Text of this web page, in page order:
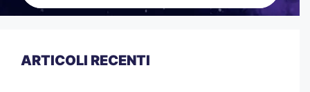
ARTICOLI RECENTI